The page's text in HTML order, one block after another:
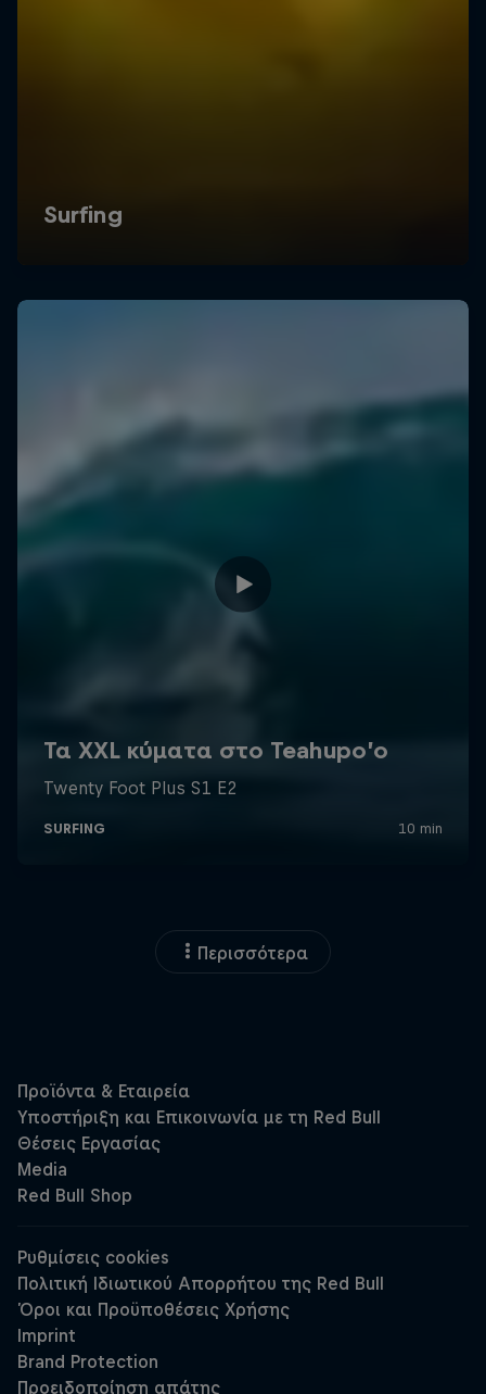
Περισσότερα